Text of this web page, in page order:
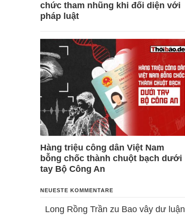
chức tham nhũng khi đối diện với
pháp luật
Hàng triệu công dân Việt Nam
bỗng chốc thành chuột bạch dưới
tay Bộ Công An
NEUESTE KOMMENTARE
Long Rồng Trần zu Bao vây dư luận